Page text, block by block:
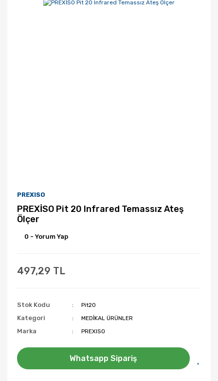
PREXISO
PREXİSO Pit 20 Infrared Temassız Ateş
Ölçer
0 - Yorum Yap
497,29 TL
Stok Kodu Pit20
Kategori MEDİKAL ÜRÜNLER
Marka PREXISO
Whatsapp Sipariş